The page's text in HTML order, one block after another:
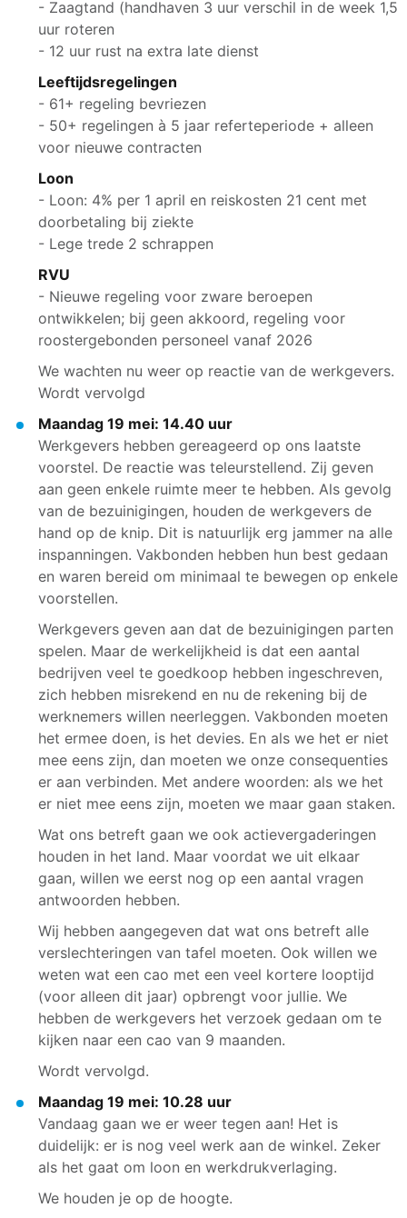
- Zaagtand (handhaven 3 uur verschil in de week 1,5
uur roteren
- 12 uur rust na extra late dienst
Leeftijdsregelingen
- 61+ regeling bevriezen
- 50+ regelingen à 5 jaar referteperiode + alleen
voor nieuwe contracten
Loon
- Loon: 4% per 1 april en reiskosten 21 cent met
doorbetaling bij ziekte
- Lege trede 2 schrappen
RVU
- Nieuwe regeling voor zware beroepen
ontwikkelen; bij geen akkoord, regeling voor
roostergebonden personeel vanaf 2026
We wachten nu weer op reactie van de werkgevers.
Wordt vervolgd
Maandag 19 mei: 14.40 uur
Werkgevers hebben gereageerd op ons laatste
voorstel. De reactie was teleurstellend. Zij geven
aan geen enkele ruimte meer te hebben. Als gevolg
van de bezuinigingen, houden de werkgevers de
hand op de knip. Dit is natuurlijk erg jammer na alle
inspanningen. Vakbonden hebben hun best gedaan
en waren bereid om minimaal te bewegen op enkele
voorstellen.
Werkgevers geven aan dat de bezuinigingen parten
spelen. Maar de werkelijkheid is dat een aantal
bedrijven veel te goedkoop hebben ingeschreven,
zich hebben misrekend en nu de rekening bij de
werknemers willen neerleggen. Vakbonden moeten
het ermee doen, is het devies. En als we het er niet
mee eens zijn, dan moeten we onze consequenties
er aan verbinden. Met andere woorden: als we het
er niet mee eens zijn, moeten we maar gaan staken.
Wat ons betreft gaan we ook actievergaderingen
houden in het land. Maar voordat we uit elkaar
gaan, willen we eerst nog op een aantal vragen
antwoorden hebben.
Wij hebben aangegeven dat wat ons betreft alle
verslechteringen van tafel moeten. Ook willen we
weten wat een cao met een veel kortere looptijd
(voor alleen dit jaar) opbrengt voor jullie. We
hebben de werkgevers het verzoek gedaan om te
kijken naar een cao van 9 maanden.
Wordt vervolgd.
Maandag 19 mei: 10.28 uur
Vandaag gaan we er weer tegen aan! Het is
duidelijk: er is nog veel werk aan de winkel. Zeker
als het gaat om loon en werkdrukverlaging.
We houden je op de hoogte.